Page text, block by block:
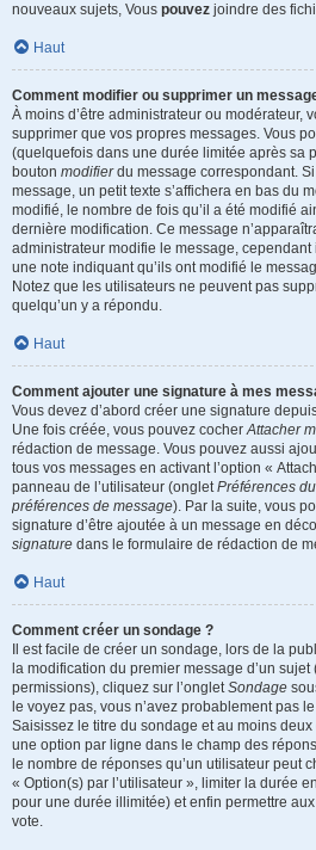
nouveaux sujets, Vous pouvez joindre des
Haut
Comment modifier ou supprimer un
À moins d’être administrateur ou modérateur,
supprimer que vos propres messages. Vous
(quelquefois dans une durée limitée après sa
bouton modifierdu message correspondant.
message, un petit texte s’affichera en bas du
modifié, le nombre de fois qu’il a été modifié
dernière modification. Ce message
administrateur modifie le message,
une note indiquant qu’ils ont modifié le
Notez que les utilisateurs ne peuvent pas
quelqu’un y a répondu.
Haut
Comment ajouter une signature à mes
Vous devez d’abord créer une signature
Une fois créée, vous pouvez cocherAttacher
rédaction de message. Vous pouvez aussi
tous vos messages en activant l’option «
panneau de l’utilisateur (ongletPréférences
préférences de message). Par la suite, vous
signature d’être ajoutée à un message en
signature dans le formulaire de rédaction de
Haut
Comment créer un sondage ?
Il est facile de créer un sondage, lors de la
la modification du premier message d’un
permissions), cliquez sur l’ongletSondage
le voyez pas, vous n’avez probablement pas
Saisissez le titre du sondage et au moins
une option par ligne dans le champ des
le nombre de réponses qu’un utilisateur peut
« Option(s) par l’utilisateur », limiter la durée
pour une durée illimitée) et enfin permettre
vote.